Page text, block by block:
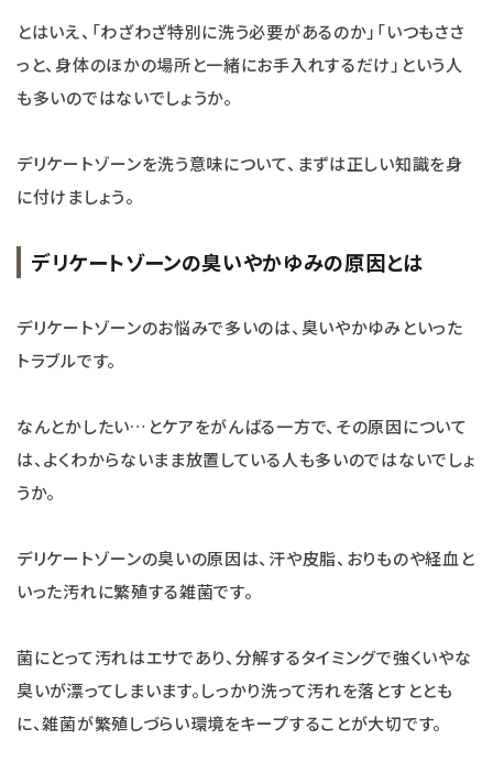
とはいえ、「わざわざ特別に洗う必要があるのか」「いつもささ
っと、身体のほかの場所と一緒にお手入れするだけ」という人
も多いのではないでしょうか。
デリケートゾーンを洗う意味について、まずは正しい知識を身
に付けましょう。
デリケートゾーンの臭いやかゆみの原因とは
デリケートゾーンのお悩みで多いのは、臭いやかゆみといった
トラブルです。
なんとかしたい…とケアをがんばる一方で、その原因について
は、よくわからないまま放置している人も多いのではないでしょ
うか。
デリケートゾーンの臭いの原因は、汗や皮脂、おりものや経血と
いった汚れに繁殖する雑菌です。
菌にとって汚れはエサであり、分解するタイミングで強くいやな
臭いが漂ってしまいます。しっかり洗って汚れを落とすととも
に、雑菌が繁殖しづらい環境をキープすることが大切です。